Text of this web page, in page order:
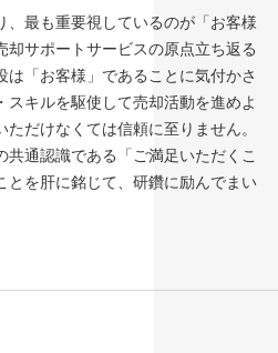
最も重要視しているのが「お客様
サポートサービスの原点立ち返る
「お客様」であることに気付かさ
キルを駆使して売却活動を進めよ
だけなくては信頼に至りません。
通認識である「ご満足いただくこ
とを肝に銘じて、研鑽に励んでまい